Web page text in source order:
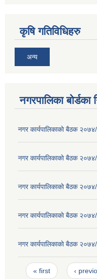
कृषि गतिविधिहरु
अन्य
नगरपालिका बोर्डका
नगर कार्यपालिकाकाे बैठक
नगर कार्यपालिकाकाे बैठक
नगर कार्यपालिकाकाे बैठक
नगर कार्यपालिकाकाे बैठक
नगर कार्यपालिकाकाे बैठक
Pages
« first ‹